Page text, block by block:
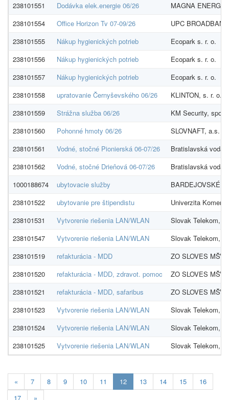
238101551
Dodávka elek.energie 06/26
MAGNA
238101554
Office Horizon Tv 07-09/26
UPC
238101555
Nákup hygienických potrieb
Ecopark s. r. o.
238101556
Nákup hygienických potrieb
Ecopark s. r. o.
238101557
Nákup hygienických potrieb
Ecopark s. r. o.
238101558
upratovanie Černyševského 06/26
KLINTON, s. r. o.
238101559
Strážna služba 06/26
KM Security, spol.
238101560
Pohonné hmoty 06/26
SLOVNAFT, a.s.
238101561
Vodné, stočné Pionierská 06-07/26
Bratislavská
238101562
Vodné, stočné Drieňová 06-07/26
Bratislavská
1000188674
ubytovacie služby
BARDEJOVSKÉ
238101522
ubytovanie pre štipendistu
Univerzita
238101531
Vytvorenie riešenia LAN/WLAN
Slovak Telekom,
238101547
Vytvorenie riešenia LAN/WLAN
Slovak Telekom,
238101519
refakturácia - MDD
ZO SLOVES
238101520
refakturácia - MDD, zdravot. pomoc
ZO SLOVES
238101521
refakturácia - MDD, safaribus
ZO SLOVES
238101523
Vytvorenie riešenia LAN/WLAN
Slovak Telekom,
238101524
Vytvorenie riešenia LAN/WLAN
Slovak Telekom,
238101525
Vytvorenie riešenia LAN/WLAN Slovak Telekom,
« 7 8 9 10 11 12Aktualna-
stranka
13 14 15
16
17
»